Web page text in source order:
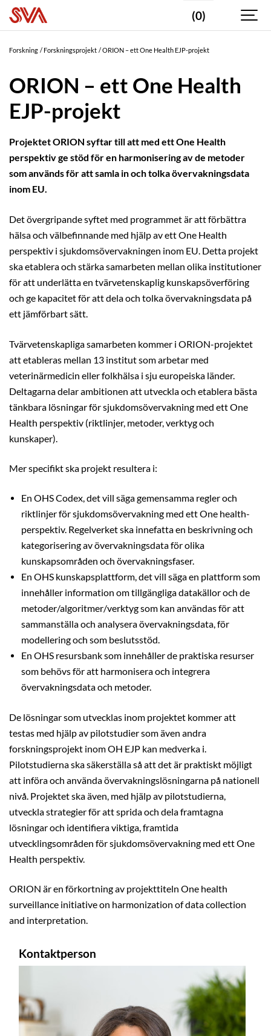
(0)
Forskning Forskningsprojekt ORION – ett One Health EJP-projekt
ORION – ett One Health
EJP-projekt
Projektet ORION syftar till att med ett One Health
perspektiv ge stöd för en harmonisering av de metoder
som används för att samla in och tolka övervakningsdata
inom EU.
Det övergripande syftet med programmet är att förbättra
hälsa och välbefinnande med hjälp av ett One Health
perspektiv i sjukdomsövervakningen inom EU. Detta projekt
ska etablera och stärka samarbeten mellan olika institutioner
för att underlätta en tvärvetenskaplig kunskapsöverföring
och ge kapacitet för att dela och tolka övervakningsdata på
ett jämförbart sätt.
Tvärvetenskapliga samarbeten kommer i ORION-projektet
att etableras mellan 13 institut som arbetar med
veterinärmedicin eller folkhälsa i sju europeiska länder.
Deltagarna delar ambitionen att utveckla och etablera bästa
tänkbara lösningar för sjukdomsövervakning med ett One
Health perspektiv (riktlinjer, metoder, verktyg och
kunskaper).
Mer specifikt ska projekt resultera i:
En OHS Codex, det vill säga gemensamma regler och
riktlinjer för sjukdomsövervakning med ett One health-
perspektiv. Regelverket ska innefatta en beskrivning och
kategorisering av övervakningsdata för olika
kunskapsområden och övervakningsfaser.
En OHS kunskapsplattform, det vill säga en plattform som
innehåller information om tillgängliga datakällor och de
metoder/algoritmer/verktyg som kan användas för att
sammanställa och analysera övervakningsdata, för
modellering och som beslutsstöd.
En OHS resursbank som innehåller de praktiska resurser
som behövs för att harmonisera och integrera
övervakningsdata och metoder.
De lösningar som utvecklas inom projektet kommer att
testas med hjälp av pilotstudier som även andra
forskningsprojekt inom OH EJP kan medverka i.
Pilotstudierna ska säkerställa så att det är praktiskt möjligt
att införa och använda övervakningslösningarna på nationell
nivå. Projektet ska även, med hjälp av pilotstudierna,
utveckla strategier för att sprida och dela framtagna
lösningar och identifiera viktiga, framtida
utvecklingsområden för sjukdomsövervakning med ett One
Health perspektiv.
ORION är en förkortning av projekttiteln One health
surveillance initiative on harmonization of data collection
and interpretation.
Kontaktperson